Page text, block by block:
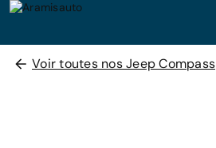
Voir toutes nos Jeep Compass